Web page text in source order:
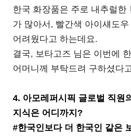
한국 화장품은 주로 내추럴한
가 많아서, 빨간색 아이섀도
어려웠다고 하는데요.
결국, 보타고즈 님은 이번에
어머니께 부탁드려 구하셨다
4. 아모레퍼시픽 글로벌 직원
지식은 어디까지?
#한국인보다 더 한국인 같은